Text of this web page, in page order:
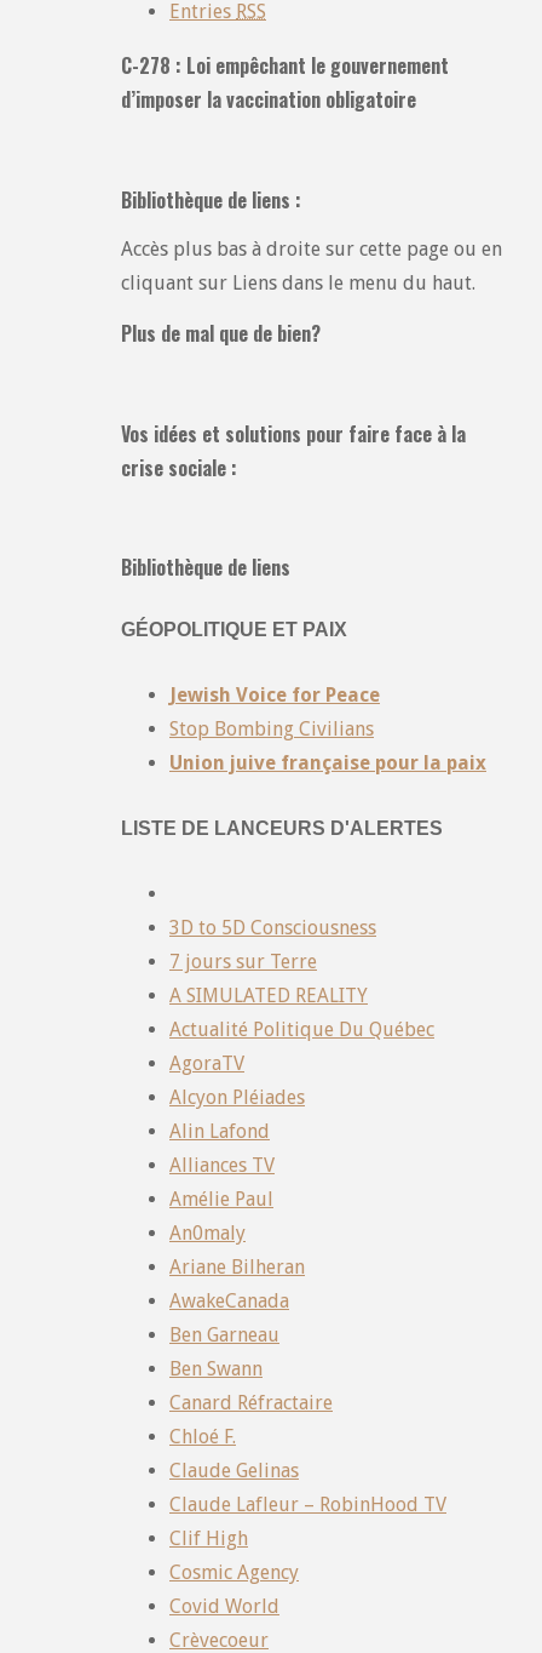
Entries RSS
C-278 : Loi empêchant le gouvernement
d’imposer la vaccination obligatoire
Bibliothèque de liens :
Accès plus bas à droite sur cette page ou en
cliquant sur Liens dans le menu du haut.
Plus de mal que de bien?
Vos idées et solutions pour faire face à la
crise sociale :
Bibliothèque de liens
GÉOPOLITIQUE ET PAIX
Jewish Voice for Peace
Stop Bombing Civilians
Union juive française pour la paix
LISTE DE LANCEURS D'ALERTES
3D to 5D Consciousness
7 jours sur Terre
A SIMULATED REALITY
Actualité Politique Du Québec
AgoraTV
Alcyon Pléiades
Alin Lafond
Alliances TV
Amélie Paul
An0maly
Ariane Bilheran
AwakeCanada
Ben Garneau
Ben Swann
Canard Réfractaire
Chloé F.
Claude Gelinas
Claude Lafleur – RobinHood TV
Clif High
Cosmic Agency
Covid World
Crèvecoeur